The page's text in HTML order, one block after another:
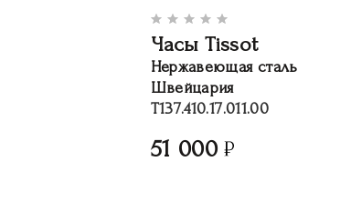
Часы Tissot
Нержавеющая сталь
Швейцария
T137.410.17.011.00
51 000